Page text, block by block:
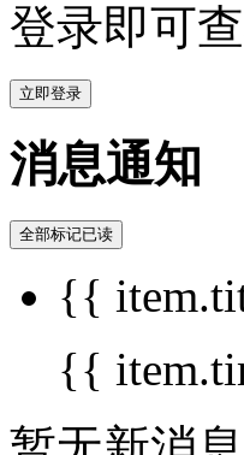
登录即可
立即登录
消息通知
全部标记已读
{{
{{